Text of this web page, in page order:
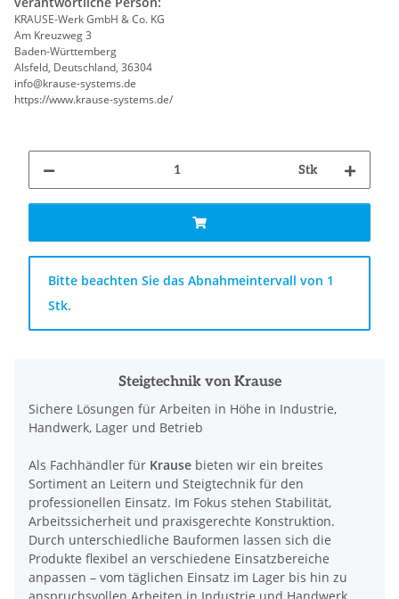
KRAUSE-Werk GmbH & Co. KG
Am Kreuzweg 3
Baden-Württemberg
Alsfeld, Deutschland, 36304
info@krause-systems.de
https://www.krause-systems.de/
Stk
x
Bitte beachten Sie das Abnahmeintervall von 1
Stk.
Steigtechnik von Krause
Sichere Lösungen für Arbeiten in Höhe in Industrie,
Handwerk, Lager und Betrieb
Als Fachhändler für Krause bieten wir ein breites
Sortiment an Leitern und Steigtechnik für den
professionellen Einsatz. Im Fokus stehen Stabilität,
Arbeitssicherheit und praxisgerechte Konstruktion.
Durch unterschiedliche Bauformen lassen sich die
Produkte flexibel an verschiedene Einsatzbereiche
anpassen – vom täglichen Einsatz im Lager bis hin zu
anspruchsvollen Arbeiten in Industrie und Handwerk.